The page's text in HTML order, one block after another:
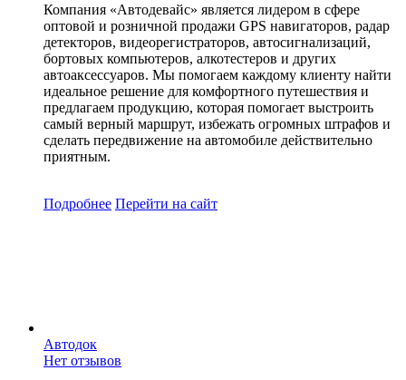
Компания «Автодевайс» является лидером в сфере
оптовой и розничной продажи GPS навигаторов, радар
детекторов, видеорегистраторов, автосигнализаций,
бортовых компьютеров, алкотестеров и других
автоаксессуаров. Мы помогаем каждому клиенту найти
идеальное решение для комфортного путешествия и
предлагаем продукцию, которая помогает выстроить
самый верный маршрут, избежать огромных штрафов и
сделать передвижение на автомобиле действительно
приятным.
Подробнее Перейти на сайт
Автодок
Нет отзывов